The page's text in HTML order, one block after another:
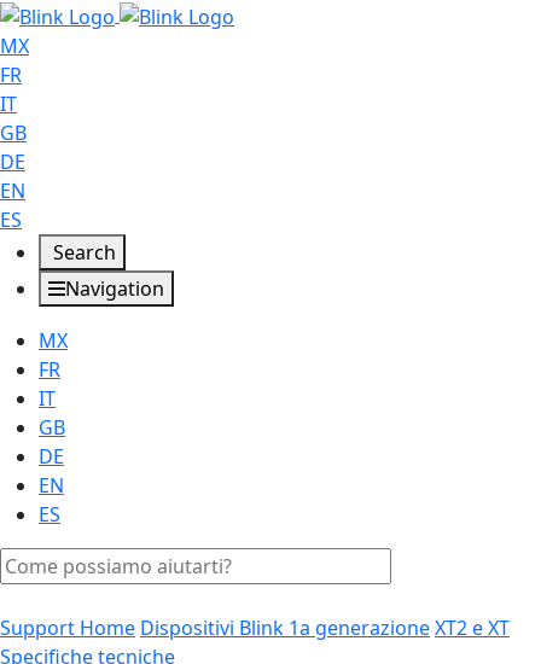
MX
FR
IT
GB
DE
EN
ES
Search
Navigation
MX
FR
IT
GB
DE
EN
ES
Support Home Dispositivi Blink 1a generazioneXT2 e XT
Specifiche tecniche